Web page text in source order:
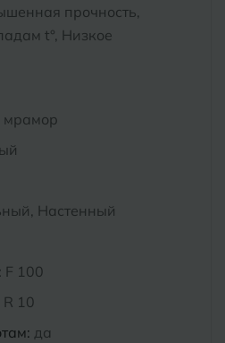
прочность,
t°, Низкое
мрамор
Настенный
F 100
R 10
да
Челябинск